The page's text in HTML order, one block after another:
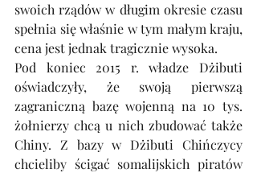
swoich rządów w długim okresie czasu
spełnia się właśnie w tym małym kraju,
cena jest jednak tragicznie wysoka.
Pod koniec 2015 r. władze Dżibuti
oświadczyły, że swoją pierwszą
zagraniczną bazę wojenną na 10 tys.
żołnierzy chcą u nich zbudować także
Chiny. Z bazy w Dżibuti Chińczycy
chcieliby ścigać somalijskich piratów